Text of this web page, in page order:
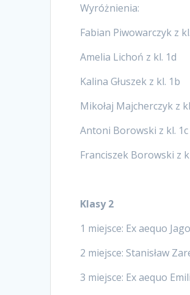
Wyróżnienia:
Fabian Piwowarczyk z
Amelia Lichoń z kl. 1d
Kalina Głuszek z kl. 1b
Mikołaj Majcherczyk z
Antoni Borowski z kl. 1c
Franciszek Borowski z
Klasy 2
1 miejsce: Ex aequo
2 miejsce: Stanisław
3 miejsce: Ex aequo